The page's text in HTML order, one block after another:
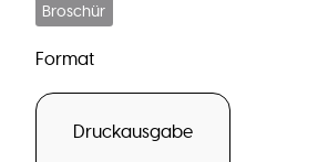
Broschür
Format
Druckausgabe